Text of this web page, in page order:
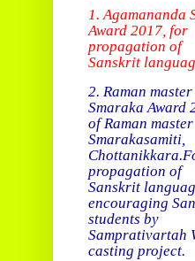
1. Agamananda
Award 2017, for
propagation of
Sanskrit
2. Raman master
Smaraka Award
of Raman master
Smarakasamiti,
Chottanikkara.
propagation of
Sanskrit
encouraging
students by
Samprativartah
casting project.